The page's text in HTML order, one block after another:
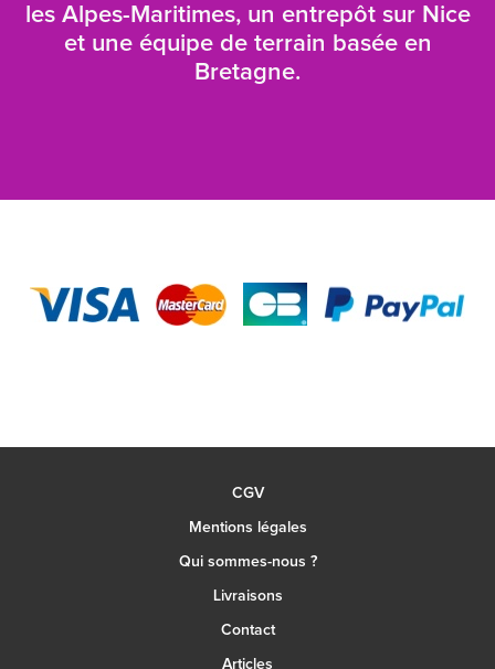
les Alpes-Maritimes, un entrepôt sur Nice
et une équipe de terrain basée en
Bretagne.
CGV
Mentions légales
Qui sommes-nous ?
Livraisons
Contact
Articles